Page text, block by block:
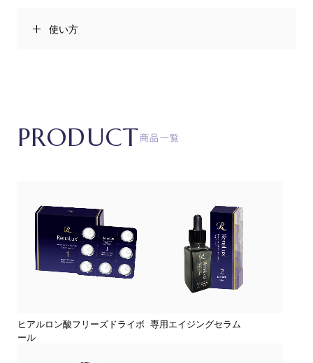
使い方
PRODUCT商品一覧
ヒアルロン酸フリーズドライボ
ール
専用エイジングセラム